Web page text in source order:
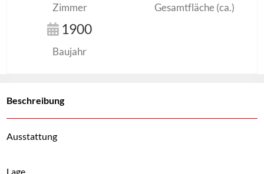
Zimmer Gesamtfläche (ca.)
1900
Baujahr
Beschreibung
Ausstattung
Lage